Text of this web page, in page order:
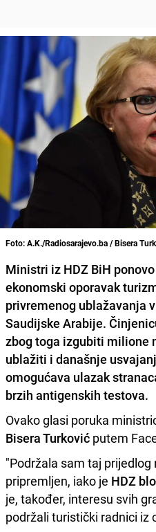
Foto: A.K./Radiosarajevo.ba / Bisera
Ministri iz HDZ BiH
ekonomski oporavak
privremenog ublažavanja
Saudijske Arabije.
zbog toga izgubiti milione
ublažiti i današnje
omogućava ulazak
brzih antigenskih testova.
Ovako glasi poruka
Bisera Turković putem
"Podržala sam taj
pripremljen, iako je HDZ
je, također, interesu svih
podržali turistički radnici iz